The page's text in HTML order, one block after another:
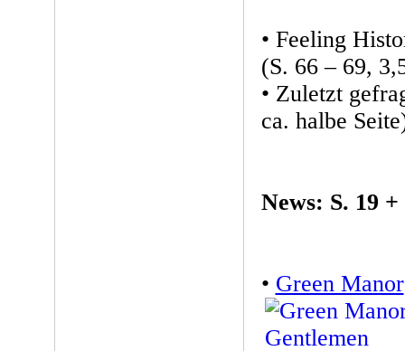
• Feeling
(S. 66 – 69,
• Zuletzt
ca. halbe
News: S. 19 +
• Green Manor